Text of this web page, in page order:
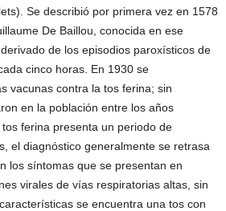
Se describió por primera vez en 1578
De Baillou, conocida en ese
de los episodios paroxísticos de
cinco horas. En 1930 se
vacunas contra la tos ferina; sin
en la población entre los años
ferina presenta un periodo de
el diagnóstico generalmente se retrasa
los síntomas que se presentan en
virales de vías respiratorias altas, sin
se encuentra una tos con